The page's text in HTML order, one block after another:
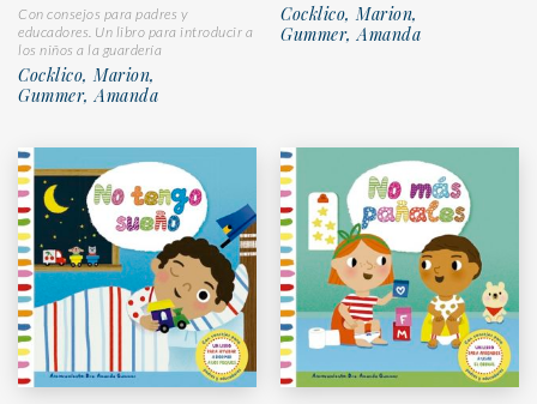
Con consejos para padres y
educadores. Un libro para introducir a
los niños a la guardería
Cocklico, Marion,
Gummer, Amanda
Cocklico, Marion,
Gummer, Amanda